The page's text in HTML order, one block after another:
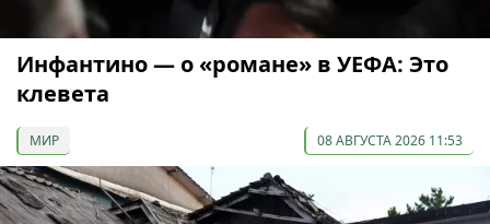
Инфантино — о «романе» в УЕФА: Это
клевета
МИР 08 АВГУСТА 2026 11:53